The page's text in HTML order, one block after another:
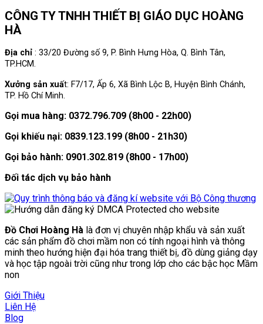
CÔNG TY TNHH THIẾT BỊ GIÁO DỤC HOÀNG
HÀ
Địa chỉ : 33/20 Đường số 9, P. Bình Hưng Hòa, Q. Bình Tân,
TP.HCM.
Xưởng sản xuất: F7/17, Ấp 6, Xã Bình Lộc B, Huyện Bình Chánh,
TP. Hồ Chí Minh.
Gọi mua hàng: 0372.796.709 (8h00 - 22h00)
Gọi khiếu nại: 0839.123.199 (8h00 - 21h30)
Gọi bảo hành: 0901.302.819 (8h00 - 17h00)
Đối tác dịch vụ bảo hành
Đồ Chơi Hoàng Hà là đơn vị chuyên nhập khẩu và sản xuất
các sản phẩm đồ chơi mầm non có tính ngoại hình và thông
minh theo hướng hiện đại hóa trang thiết bị, đồ dùng giảng dạy
và học tập ngoài trời cũng như trong lớp cho các bậc học Mầm
non
Giới Thiệu
Liên Hệ
Blog